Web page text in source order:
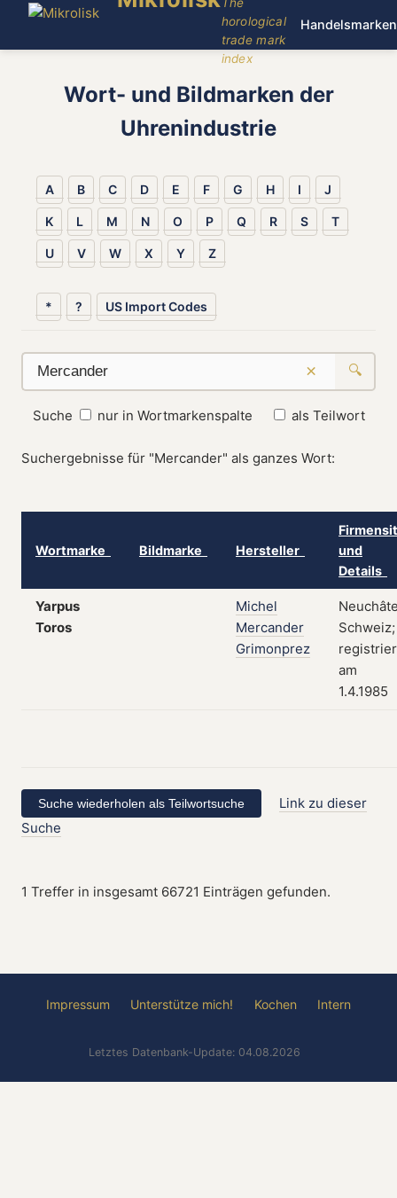
horological
trade mark
index
Handelsmarken
Wort- und Bildmarken der
Uhrenindustrie
A B C D E F G H I J
K L M N O P Q R S T
U V W X Y Z
* ? US Import Codes
× 🔍
Suche nur in Wortmarkenspalte als Teilwort
Suchergebnisse für "Mercander" als ganzes Wort:
Wortmarke Bildmarke Hersteller
und
Details
Yarpus
Toros
Michel
Mercander
Grimonprez
Schweiz;
am
1.4.1985
Link zu dieser
Suche
1 Treffer in insgesamt 66721 Einträgen gefunden.
Impressum Unterstütze mich! Kochen Intern
Letztes Datenbank-Update: 04.08.2026